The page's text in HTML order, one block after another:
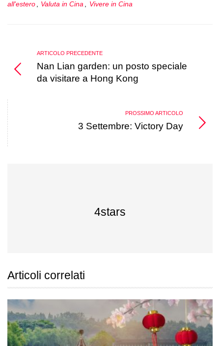
all'estero , Valuta in Cina , Vivere in Cina
ARTICOLO PRECEDENTE
Nan Lian garden: un posto speciale
da visitare a Hong Kong
PROSSIMO ARTICOLO
3 Settembre: Victory Day
4stars
Articoli correlati